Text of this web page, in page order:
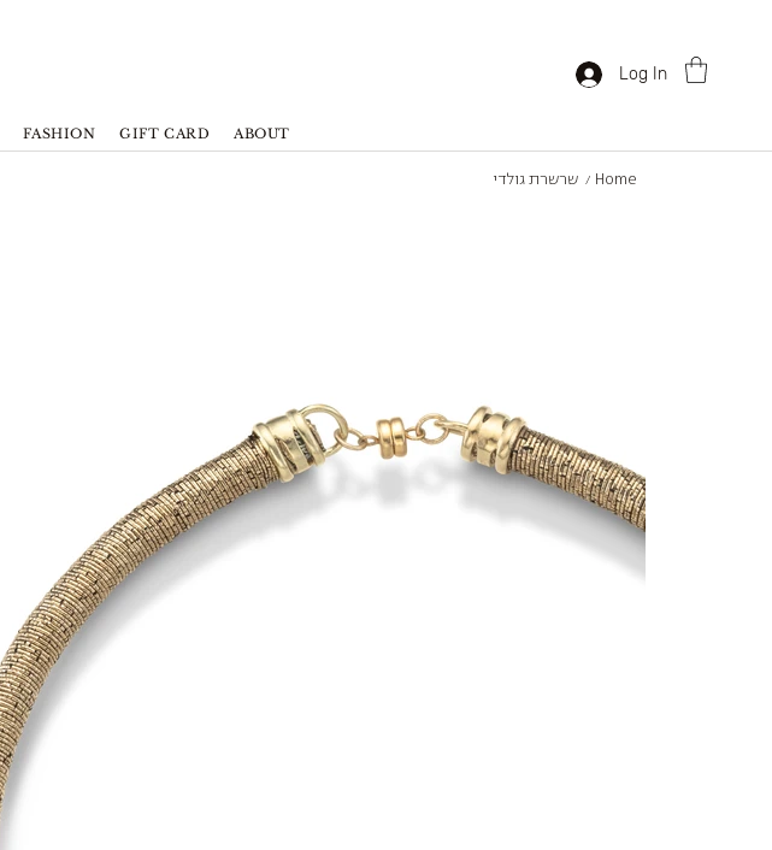
FASHION GIFT CARD ABOUT
Log In
Home
/ שרשרת גולדי